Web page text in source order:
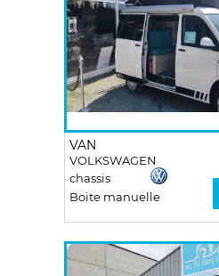
VAN
VOLKSWAGEN
chassis
Boite manuelle